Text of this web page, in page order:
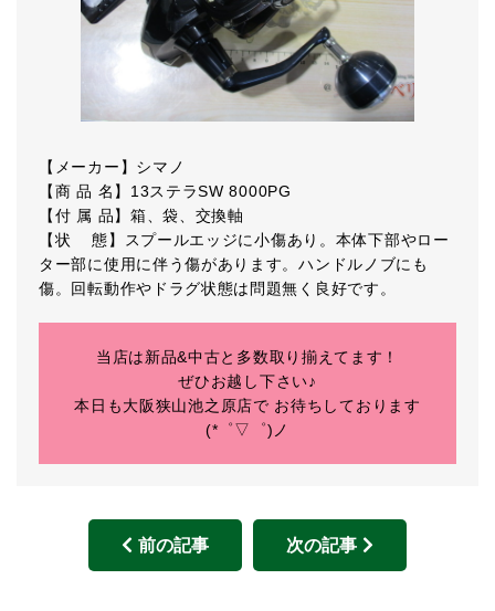
【メーカー】シマノ
【商 品 名】13ステラSW 8000PG
【付 属 品】箱、袋、交換軸
【状 態】スプールエッジに小傷あり。本体下部やロー
ター部に使用に伴う傷があります。ハンドルノブにも
傷。回転動作やドラグ状態は問題無く良好です。
当店は新品&中古と多数取り揃えてます！
ぜひお越し下さい♪
本日も大阪狭山池之原店で お待ちしております
(*゜▽゜)ノ
前の記事 次の記事